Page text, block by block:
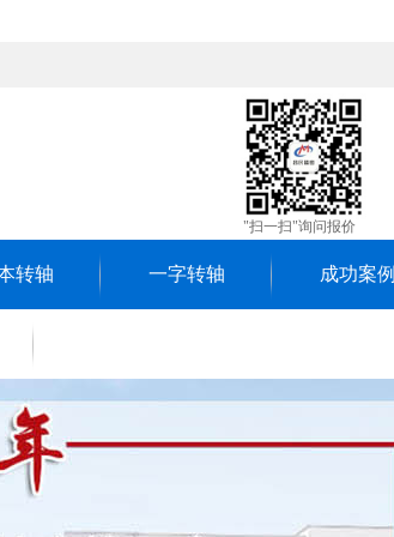
"扫一扫"询问报价
转轴 一字转轴 成功案例
荣誉客户